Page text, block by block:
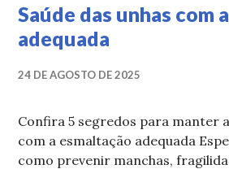
Saúde das unhas com
adequada
24 DE AGOSTO DE 2025
Confira 5 segredos para manter
com a esmaltação adequada
como prevenir manchas,